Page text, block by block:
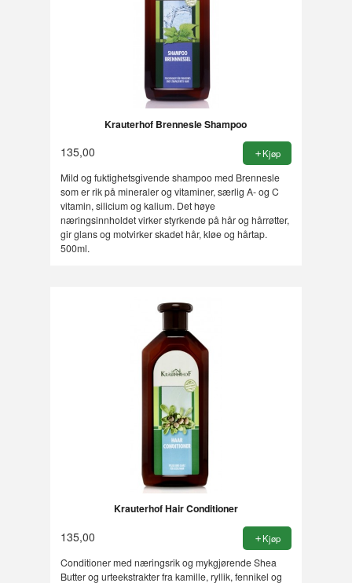
Krauterhof Brennesle Shampoo
135,00 Kjøp
Mild og fuktighetsgivende shampoo med Brennesle
som er rik på mineraler og vitaminer, særlig A- og C
vitamin, silicium og kalium. Det høye
næringsinnholdet virker styrkende på hår og hårrøtter,
gir glans og motvirker skadet hår, kløe og hårtap.
500ml.
Krauterhof Hair Conditioner
135,00 Kjøp
Conditioner med næringsrik og mykgjørende Shea
Butter og urteekstrakter fra kamille, ryllik, fennikel og